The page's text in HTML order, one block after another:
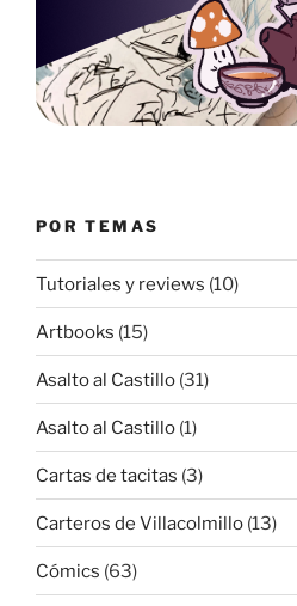
POR TEMAS
Tutoriales y reviews (10)
Artbooks (15)
Asalto al Castillo (31)
Asalto al Castillo (1)
Cartas de tacitas (3)
Carteros de Villacolmillo (13)
Cómics (63)